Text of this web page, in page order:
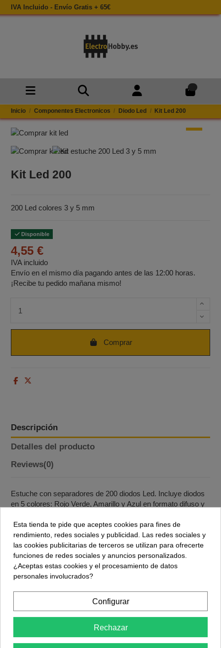
IVA Incluido - Envío Gratis + 65€
Inicio Componentes Electronicos Diodo Led Kit Led 200
Kit Led 200
200 Led colores 3 y 5 mm
Disponible
4,55 €
IVA incluido
Envío en el mismo día pagando antes de las 12:00 horas.
¡Recibe tu pedido mañana mismo!
Comprar
Descripción
Detalles del producto
Reviews(0)
Estuche con separadores de 200 diodos Led. Incluye diodos
en 5 colores: Rojo Verde, Amarillo y Azul en formato difuso y
es el Ánodo o Positivo. Dispone de 2 tamaños de diodos Led,
3mm y 5mm.
Intensidad: 20 mA
Voltaje por color:
Amarillo 1,8V-2,3V
Esta tienda te pide que aceptes cookies para fines de
rendimiento, redes sociales y publicidad. Las redes sociales y
las cookies publicitarias de terceros se utilizan para ofrecerte
funciones de redes sociales y anuncios personalizados.
¿Aceptas estas cookies y el procesamiento de datos
personales involucrados?
Configurar
Rechazar